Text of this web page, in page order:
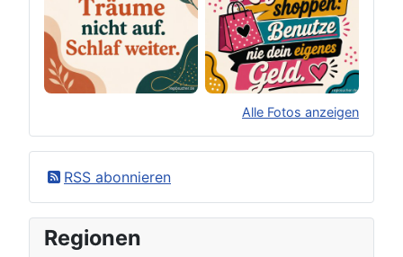
Alle Fotos anzeigen
RSS abonnieren
Regionen